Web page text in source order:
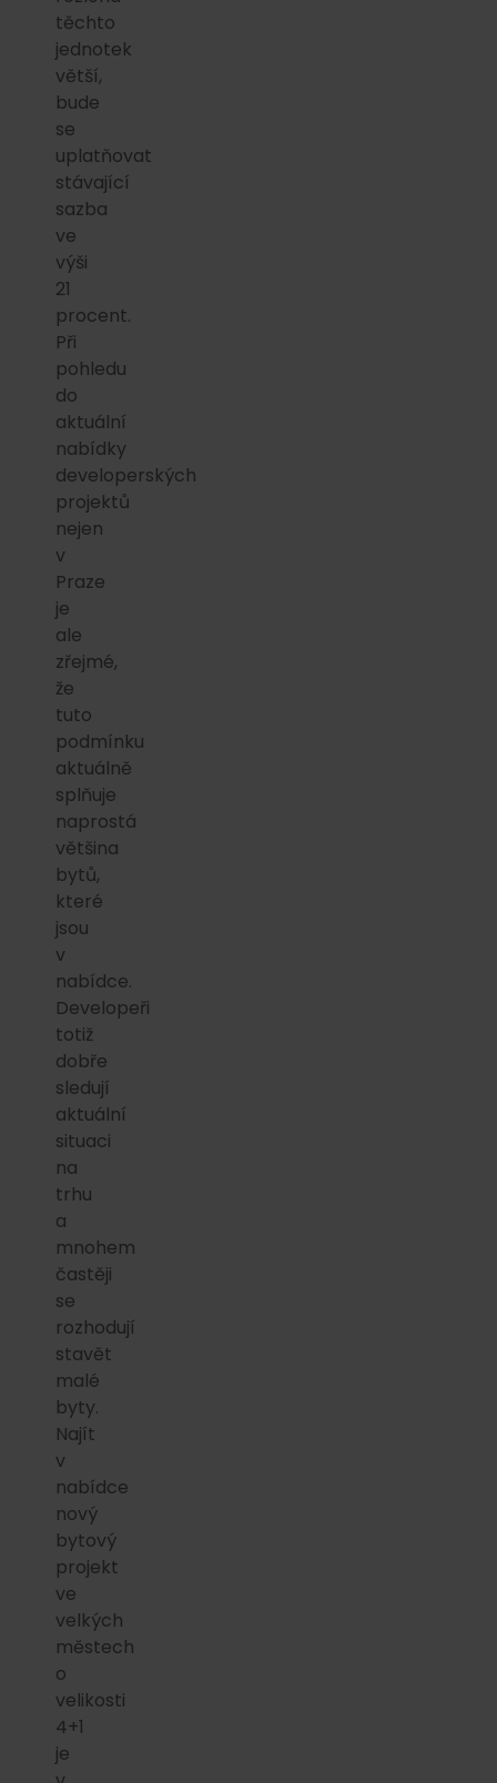
těchto
jednotek
větší,
bude
se
uplatňovat
stávající
sazba
ve
výši
21
procent.
Při
pohledu
do
aktuální
nabídky
developerských
projektů
nejen
v
Praze
je
ale
zřejmé,
že
tuto
podmínku
aktuálně
splňuje
naprostá
většina
bytů,
které
jsou
v
nabídce.
Developeři
totiž
dobře
sledují
aktuální
situaci
na
trhu
a
mnohem
častěji
se
rozhodují
stavět
malé
byty.
Najít
v
nabídce
nový
bytový
projekt
ve
velkých
městech
o
velikosti
4+1
je